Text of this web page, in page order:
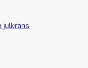
julkrans